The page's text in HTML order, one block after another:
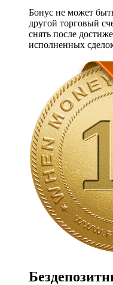
Бонус не может
другой торговый
снять после
исполненных